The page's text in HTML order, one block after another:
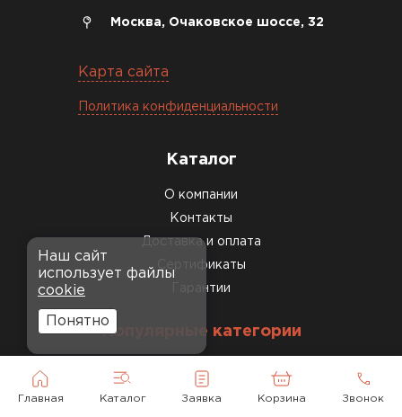
Главная Каталог Заявка Корзина Звонок
Москва, Очаковское шоссе, 32
Карта сайта
Политика конфиденциальности
Каталог
О компании
Контакты
Доставка и оплата
Сертификаты
Гарантии
Популярные категории
Металлочерепица
Наш сайт
использует файлы
cookie
Понятно